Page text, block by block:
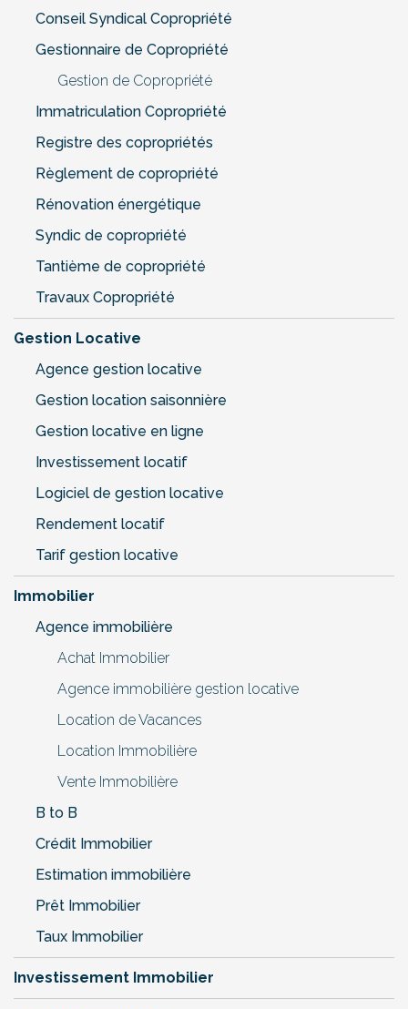
Conseil Syndical Copropriété
Gestionnaire de Copropriété
Gestion de Copropriété
Immatriculation Copropriété
Registre des copropriétés
Règlement de copropriété
Rénovation énergétique
Syndic de copropriété
Tantième de copropriété
Travaux Copropriété
Gestion Locative
Agence gestion locative
Gestion location saisonnière
Gestion locative en ligne
Investissement locatif
Logiciel de gestion locative
Rendement locatif
Tarif gestion locative
Immobilier
Agence immobilière
Achat Immobilier
Agence immobilière gestion locative
Location de Vacances
Location Immobilière
Vente Immobilière
B to B
Crédit Immobilier
Estimation immobilière
Prêt Immobilier
Taux Immobilier
Investissement Immobilier